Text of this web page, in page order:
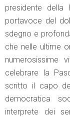
presidente
portavoce del
sdegno e
che nelle ultime
numerosissime
celebrare la
scritto il capo
democratica
interprete dei